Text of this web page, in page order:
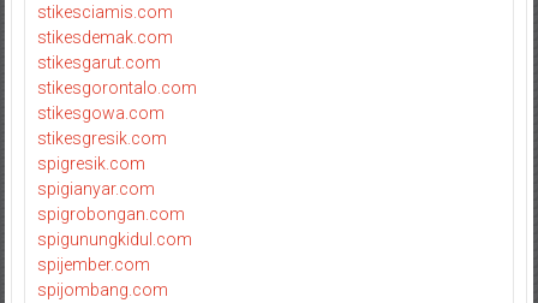
stikesciamis.com
stikesdemak.com
stikesgarut.com
stikesgorontalo.com
stikesgowa.com
stikesgresik.com
spigresik.com
spigianyar.com
spigrobongan.com
spigunungkidul.com
spijember.com
spijombang.com